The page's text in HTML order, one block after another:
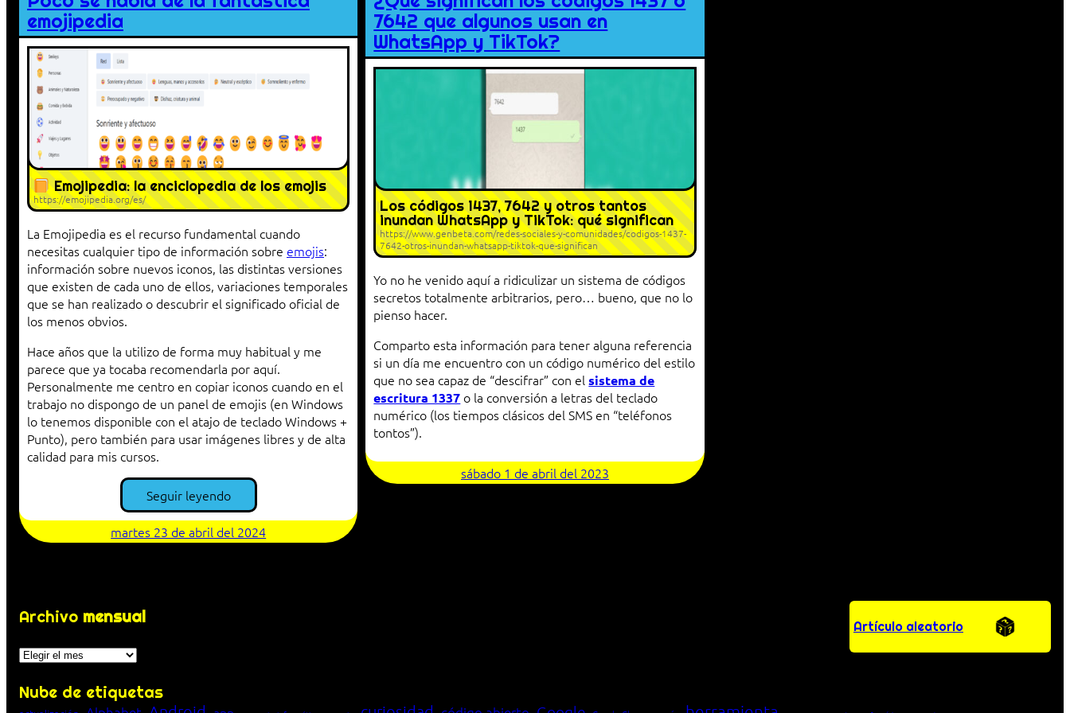
emojipedia
Emojipedia: la enciclopedia de los emojis
https://emojipedia.org/es/
La Emojipedia es el recurso fundamental cuando
necesitas cualquier tipo de información sobre emojis:
información sobre nuevos iconos, las distintas versiones
que existen de cada uno de ellos, variaciones temporales
que se han realizado o descubrir el significado oficial de
los menos obvios.
Hace años que la utilizo de forma muy habitual y me
parece que ya tocaba recomendarla por aquí.
Personalmente me centro en copiar iconos cuando en el
trabajo no dispongo de un panel de emojis (en Windows
lo tenemos disponible con el atajo de teclado Windows +
Punto), pero también para usar imágenes libres y de alta
calidad para mis cursos.
Seguir leyendo
martes 23 de abril del 2024
7642 que algunos usan en
WhatsApp y TikTok?
Los códigos 1437, 7642 y otros tantos
inundan WhatsApp y TikTok: qué significan
https://www.genbeta.com/redes-sociales-y-comunidades/codigos-1437-
7642-otros-inundan-whatsapp-tiktok-que-significan
Yo no he venido aquí a ridiculizar un sistema de códigos
secretos totalmente arbitrarios, pero… bueno, que no lo
pienso hacer.
Comparto esta información para tener alguna referencia
si un día me encuentro con un código numérico del estilo
que no sea capaz de “descifrar” con elsistema de
escritura 1337 o la conversión a letras del teclado
numérico (los tiempos clásicos del SMS en “teléfonos
tontos”).
sábado 1 de abril del 2023
Archivo mensual
Archivos
Artículo aleatorio
Nube de etiquetas